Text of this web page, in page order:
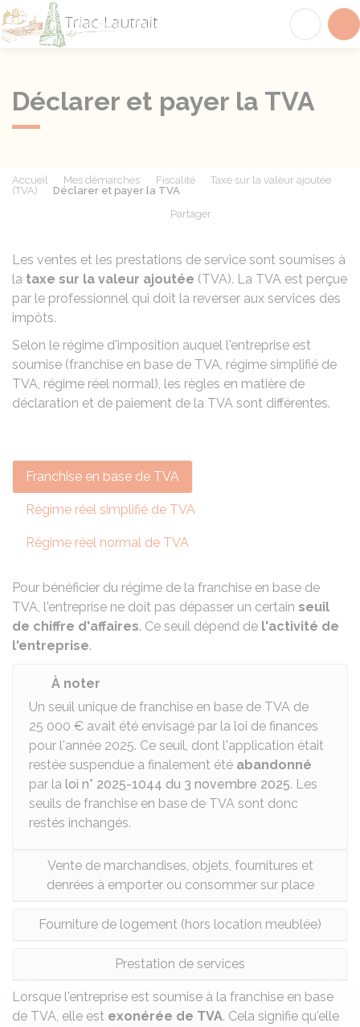
Déclarer et payer la TVA
Accueil Mes démarches Fiscalité
Taxe sur la valeur ajoutée
(TVA)
Déclarer et payer la TVA
Partager
Les ventes et les prestations de service sont soumises à
la taxe sur la valeur ajoutée (TVA). La TVA est perçue
par le professionnel qui doit la reverser aux services des
impôts.
Selon le régime d'imposition auquel l'entreprise est
soumise (franchise en base de TVA, régime simplifié de
TVA, régime réel normal), les règles en matière de
déclaration et de paiement de la TVA sont différentes.
Franchise en base de TVA
Régime réel simplifié de TVA
Régime réel normal de TVA
Pour bénéficier du régime de la franchise en base de
TVA, l'entreprise ne doit pas dépasser un certain seuil
de chiffre d'affaires. Ce seuil dépend de l'activité de
l'entreprise.
À noter
Un seuil unique de franchise en base de TVA de
25 000 € avait été envisagé par la loi de finances
pour l'année 2025. Ce seuil, dont l'application était
restée suspendue a finalement été abandonné
par la loi n° 2025-1044 du 3 novembre 2025. Les
seuils de franchise en base de TVA sont donc
restés inchangés.
Vente de marchandises, objets, fournitures et
denrées à emporter ou consommer sur place
Fourniture de logement (hors location meublée)
Prestation de services
Lorsque l'entreprise est soumise à la franchise en base
de TVA, elle est exonérée de TVA. Cela signifie qu'elle